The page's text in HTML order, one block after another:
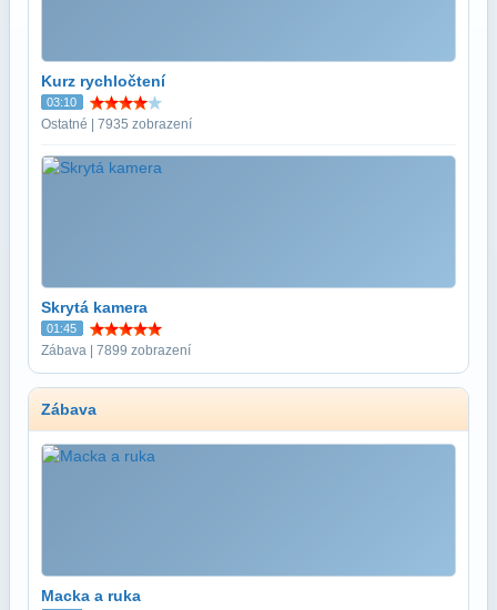
Kurz rychločtení
03:10
Ostatné | 7935 zobrazení
Skrytá kamera
01:45
Zábava | 7899 zobrazení
Zábava
Macka a ruka